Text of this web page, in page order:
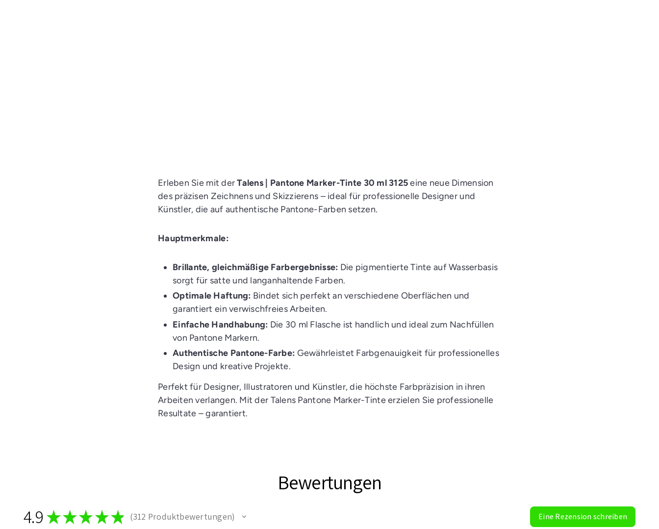
Erleben Sie mit derTalens | Pantone Marker-Tinte 30 ml 3125eine neue Dimension
des präzisen Zeichnens und Skizzierens – ideal für professionelle Designer und
Künstler, die auf authentische Pantone-Farben setzen.
Hauptmerkmale:
Brillante, gleichmäßige Farbergebnisse: Die pigmentierte Tinte auf Wasserbasis
sorgt für satte und langanhaltende Farben.
Optimale Haftung: Bindet sich perfekt an verschiedene Oberflächen und
garantiert ein verwischfreies Arbeiten.
Einfache Handhabung: Die 30 ml Flasche ist handlich und ideal zum Nachfüllen
von Pantone Markern.
Authentische Pantone-Farbe: Gewährleistet Farbgenauigkeit für professionelles
Design und kreative Projekte.
Perfekt für Designer, Illustratoren und Künstler, die höchste Farbpräzision in ihren
Arbeiten verlangen. Mit der Talens Pantone Marker-Tinte erzielen Sie professionelle
Resultate – garantiert.
Bewertungen
4.9 ★★★★★ 312 Produktbewertungen
312 Eine Rezension schreiben